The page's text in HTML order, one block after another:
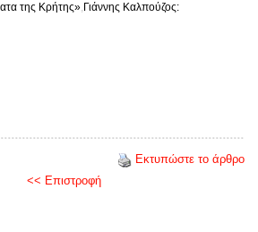
της Κρήτης» Γιάννης Καλπούζος:
Εκτυπώστε το άρθρο
<< Επιστροφή